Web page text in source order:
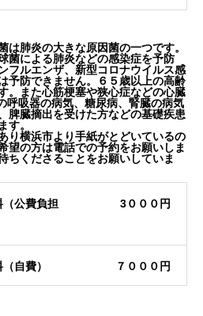
は肺炎の大きな原因菌の一つです。
菌による肺炎などの感染症を予防
フルエンザ、新型コロナウイルス感
予防できません。
６５歳以上の高齢
。また心筋梗塞や狭心症などの心臓
呼吸器の病気、糖尿病、腎臓の病気
脾臓摘出を受けた方などの基礎疾患
す。
り横浜市より手紙がとどいているの
望の方は電話での予約をお願いしま
ちくださることをお願いしていま
（公費負担
3０００円
自費） ７０００円